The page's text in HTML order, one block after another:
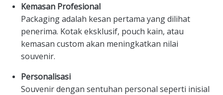
Kemasan Profesional
Packaging adalah kesan pertama yang dilihat
penerima. Kotak eksklusif, pouch kain, atau
kemasan custom akan meningkatkan nilai
souvenir.
Personalisasi
Souvenir dengan sentuhan personal seperti inisial